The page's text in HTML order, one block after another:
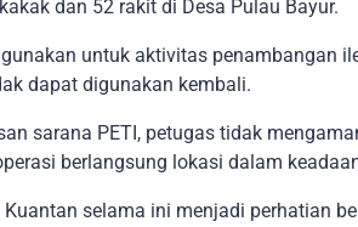
dan 52 rakit di Desa Pulau Bayur.
untuk aktivitas penambangan
dapat digunakan kembali.
sarana PETI, petugas tidak
berlangsung lokasi dalam
selama ini menjadi perhatian